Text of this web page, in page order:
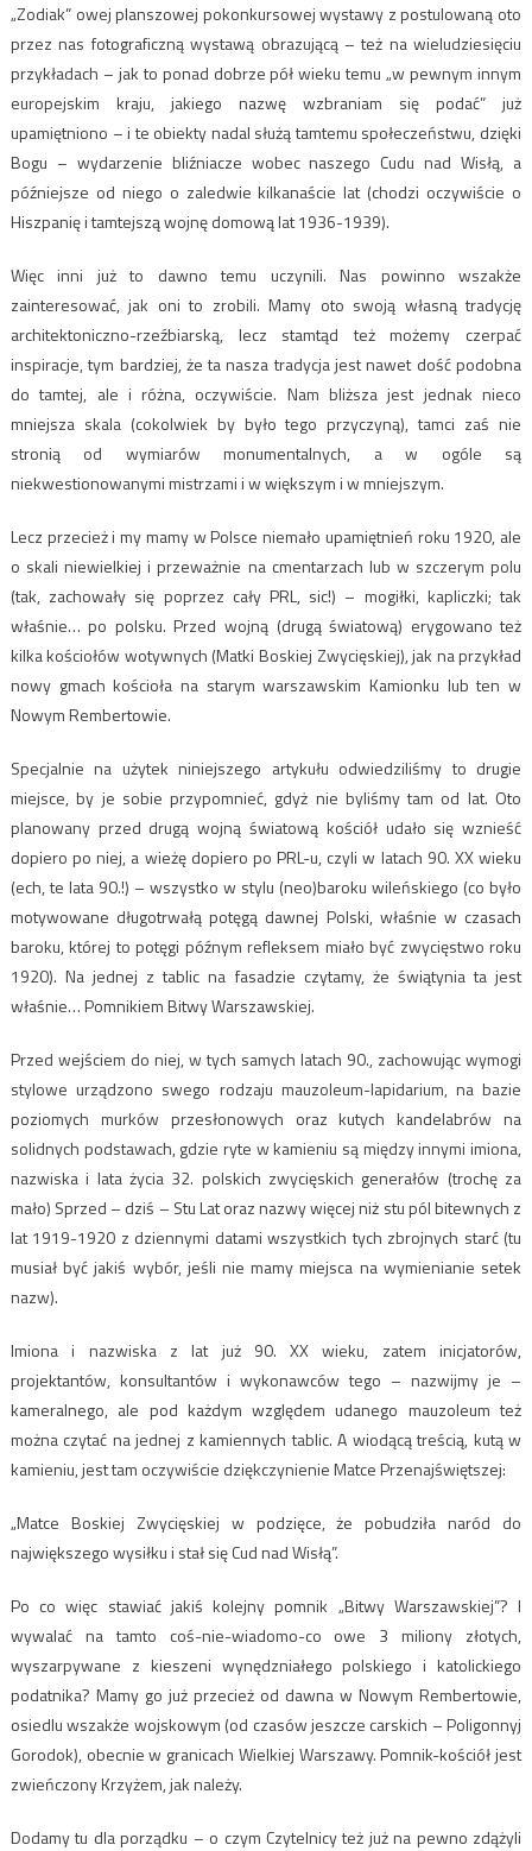
„Zodiak” owej planszowej pokonkursowej wystawy z postulowaną oto
przez nas fotograficzną wystawą obrazującą – też na wieludziesięciu
przykładach – jak to ponad dobrze pół wieku temu „w pewnym innym
europejskim kraju, jakiego nazwę wzbraniam się podać” już
upamiętniono – i te obiekty nadal służą tamtemu społeczeństwu, dzięki
Bogu – wydarzenie bliźniacze wobec naszego Cudu nad Wisłą, a
późniejsze od niego o zaledwie kilkanaście lat (chodzi oczywiście o
Hiszpanię i tamtejszą wojnę domową lat 1936-1939).
Więc inni już to dawno temu uczynili. Nas powinno wszakże
zainteresować, jak oni to zrobili. Mamy oto swoją własną tradycję
architektoniczno-rzeźbiarską, lecz stamtąd też możemy czerpać
inspiracje, tym bardziej, że ta nasza tradycja jest nawet dość podobna
do tamtej, ale i różna, oczywiście. Nam bliższa jest jednak nieco
mniejsza skala (cokolwiek by było tego przyczyną), tamci zaś nie
stronią od wymiarów monumentalnych, a w ogóle są
niekwestionowanymi mistrzami i w większym i w mniejszym.
Lecz przecież i my mamy w Polsce niemało upamiętnień roku 1920, ale
o skali niewielkiej i przeważnie na cmentarzach lub w szczerym polu
(tak, zachowały się poprzez cały PRL, sic!) – mogiłki, kapliczki; tak
właśnie… po polsku. Przed wojną (drugą światową) erygowano też
kilka kościołów wotywnych (Matki Boskiej Zwycięskiej), jak na przykład
nowy gmach kościoła na starym warszawskim Kamionku lub ten w
Nowym Rembertowie.
Specjalnie na użytek niniejszego artykułu odwiedziliśmy to drugie
miejsce, by je sobie przypomnieć, gdyż nie byliśmy tam od lat. Oto
planowany przed drugą wojną światową kościół udało się wznieść
dopiero po niej, a wieżę dopiero po PRL-u, czyli w latach 90. XX wieku
(ech, te lata 90.!) – wszystko w stylu (neo)baroku wileńskiego (co było
motywowane długotrwałą potęgą dawnej Polski, właśnie w czasach
baroku, której to potęgi późnym refleksem miało być zwycięstwo roku
1920). Na jednej z tablic na fasadzie czytamy, że świątynia ta jest
właśnie… Pomnikiem Bitwy Warszawskiej.
Przed wejściem do niej, w tych samych latach 90., zachowując wymogi
stylowe urządzono swego rodzaju mauzoleum-lapidarium, na bazie
poziomych murków przesłonowych oraz kutych kandelabrów na
solidnych podstawach, gdzie ryte w kamieniu są między innymi imiona,
nazwiska i lata życia 32. polskich zwycięskich generałów (trochę za
mało) Sprzed – dziś – Stu Lat oraz nazwy więcej niż stu pól bitewnych z
lat 1919-1920 z dziennymi datami wszystkich tych zbrojnych starć (tu
musiał być jakiś wybór, jeśli nie mamy miejsca na wymienianie setek
nazw).
Imiona i nazwiska z lat już 90. XX wieku, zatem inicjatorów,
projektantów, konsultantów i wykonawców tego – nazwijmy je –
kameralnego, ale pod każdym względem udanego mauzoleum też
można czytać na jednej z kamiennych tablic. A wiodącą treścią, kutą w
kamieniu, jest tam oczywiście dziękczynienie Matce Przenajświętszej:
„Matce Boskiej Zwycięskiej w podzięce, że pobudziła naród do
największego wysiłku i stał się Cud nad Wisłą”.
Po co więc stawiać jakiś kolejny pomnik „Bitwy Warszawskiej”? I
wywalać na tamto coś-nie-wiadomo-co owe 3 miliony złotych,
wyszarpywane z kieszeni wynędzniałego polskiego i katolickiego
podatnika? Mamy go już przecież od dawna w Nowym Rembertowie,
osiedlu wszakże wojskowym (od czasów jeszcze carskich – Poligonnyj
Gorodok), obecnie w granicach Wielkiej Warszawy. Pomnik-kościół jest
zwieńczony Krzyżem, jak należy.
Dodamy tu dla porządku – o czym Czytelnicy też już na pewno zdążyli